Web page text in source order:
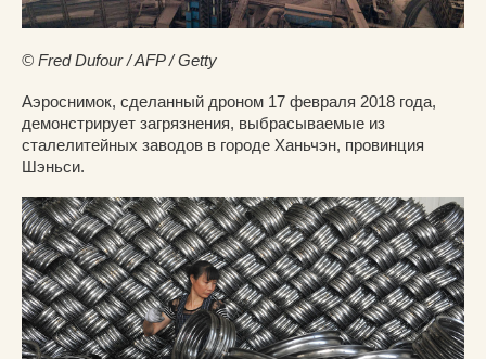
© Fred Dufour / AFP / Getty
Аэроснимок, сделанный дроном 17 февраля 2018 года,
демонстрирует загрязнения, выбрасываемые из
сталелитейных заводов в городе Ханьчэн, провинция
Шэньси.